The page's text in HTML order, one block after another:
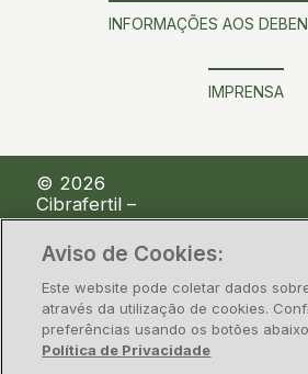
INFORMAÇÕES AOS
IMPRENSA
© 2026
Cibrafertil –
Companhia
Brasileira de
Fertilizantes
Política de Privacidade Segurança
Aviso de Cookies:
Este website pode coletar dados
através da utilização de cookies.
preferências usando os botões
Política de Privacidade